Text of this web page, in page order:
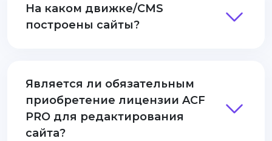
На каком движке/CMS
построены сайты?
Является ли обязательным
приобретение лицензии ACF
PRO для редактирования
сайта?